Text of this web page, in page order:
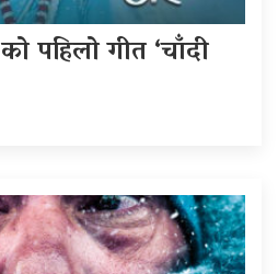
को पहिलो गीत ‘चाँदी